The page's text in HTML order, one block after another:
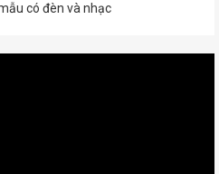
có đèn và nhạc